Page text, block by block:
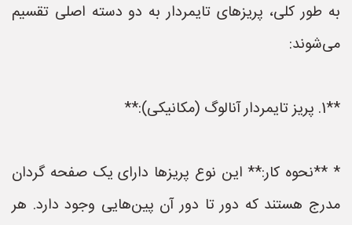
به طور کلی، پریزهای تایمردار به دو دسته اصلی تقسیم
می‌شوند:
**1. پریز تایمردار آنالوگ (مکانیکی):**
* **نحوه کار:** این نوع پریزها دارای یک صفحه گردان
مدرج هستند که دور تا دور آن پین‌هایی وجود دارد. هر